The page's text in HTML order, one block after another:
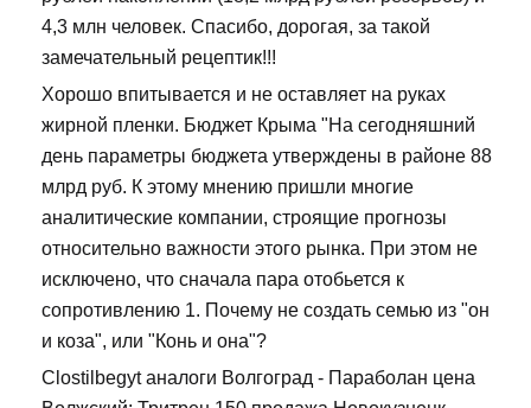
4,3 млн человек. Спасибо, дорогая, за такой
замечательный рецептик!!!
Хорошо впитывается и не оставляет на руках
жирной пленки. Бюджет Крыма "На сегодняшний
день параметры бюджета утверждены в районе 88
млрд руб. К этому мнению пришли многие
аналитические компании, строящие прогнозы
относительно важности этого рынка. При этом не
исключено, что сначала пара отобьется к
сопротивлению 1. Почему не создать семью из "он
и коза", или "Конь и она"?
Clostilbegyt аналоги Волгоград - Параболан цена